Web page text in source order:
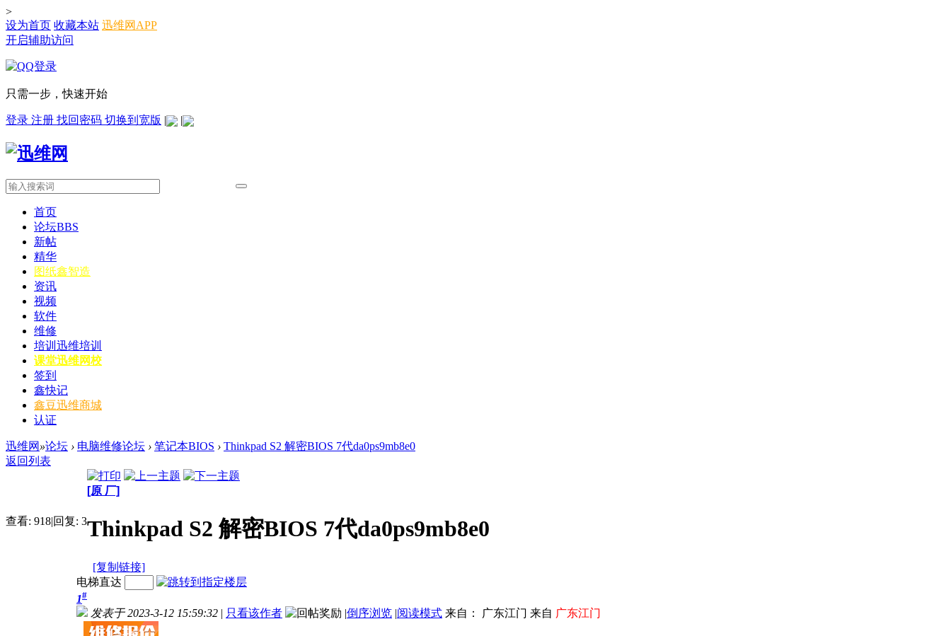
>
设为首页 收藏本站 迅维网APP
开启辅助访问
只需一步，快速开始
登录 注册 找回密码 切换到宽版 | |
首页
论坛BBS
新帖
精华
图纸鑫智造
资讯
视频
软件
维修
培训 迅维培训
课堂迅维网校
签到
鑫快记
鑫豆迅维商城
认证
迅维网 »论坛 › 电脑维修论坛 › 笔记本BIOS › Thinkpad S2 解密BIOS 7代da0ps9mb8e0
返回列表
查看: 918|回复: 3
[原 厂]
Thinkpad S2 解密BIOS 7代da0ps9mb8e0
[复制链接]
电梯直达
1#
发表于 2023-3-12 15:59:32 | 只看该作者 |倒序浏览 |阅读模式 来自： 广东江门 来自 广东江门